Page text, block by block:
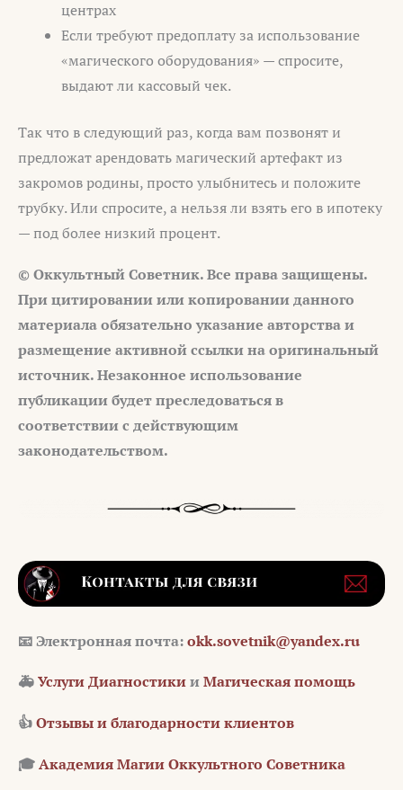
центрах
Если требуют предоплату за использование
«магического оборудования» — спросите,
выдают ли кассовый чек.
Так что в следующий раз, когда вам позвонят и
предложат арендовать магический артефакт из
закромов родины, просто улыбнитесь и положите
трубку. Или спросите, а нельзя ли взять его в ипотеку
— под более низкий процент.
© Оккультный Советник. Все права защищены.
При цитировании или копировании данного
материала обязательно указание авторства и
размещение активной ссылки на оригинальный
источник. Незаконное использование
публикации будет преследоваться в
соответствии с действующим
законодательством.
📧 Электронная почта:okk.sovetnik@yandex.ru
🚑Услуги ДиагностикииМагическая помощь
👍Отзывы и благодарности клиентов
🎓Академия Магии Оккультного Советника